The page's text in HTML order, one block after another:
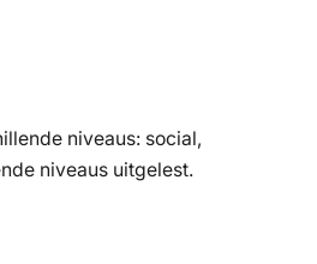
niveaus: social,
niveaus uitgelest.